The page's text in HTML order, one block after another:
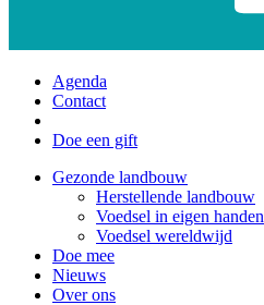
Agenda
Contact
Doe een gift
Gezonde landbouw
Herstellende landbouw
Voedsel in eigen handen
Voedsel wereldwijd
Doe mee
Nieuws
Over ons